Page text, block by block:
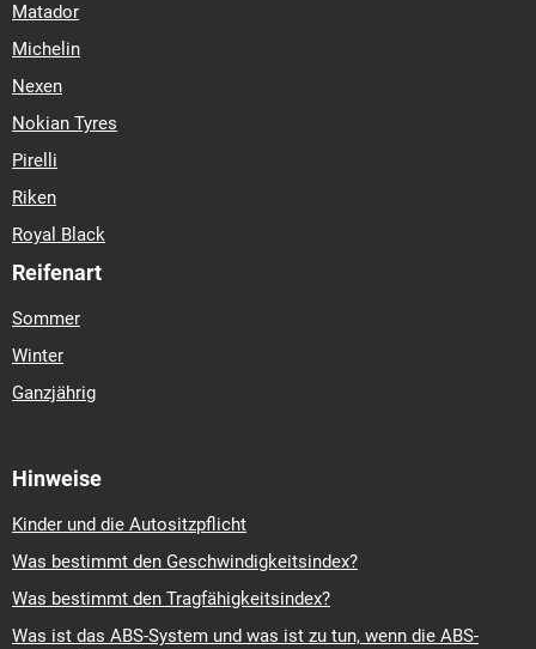
Matador
Michelin
Nexen
Nokian Tyres
Pirelli
Riken
Royal Black
Reifenart
Sommer
Winter
Ganzjährig
Hinweise
Kinder und die Autositzpflicht
Was bestimmt den Geschwindigkeitsindex?
Was bestimmt den Tragfähigkeitsindex?
Was ist das ABS-System und was ist zu tun, wenn die ABS-